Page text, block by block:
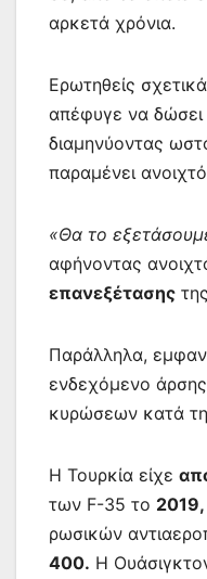
αρκετά χρόνια.
Ερωτηθείς
απέφυγε να δώσει
διαμηνύοντας
παραμένει
«Θα το
αφήνοντας
επανεξέτασης
Παράλληλα,
ενδεχόμενο
κυρώσεων κατά
Η Τουρκία είχε
των F-35 το 2019,
ρωσικών
400. Η